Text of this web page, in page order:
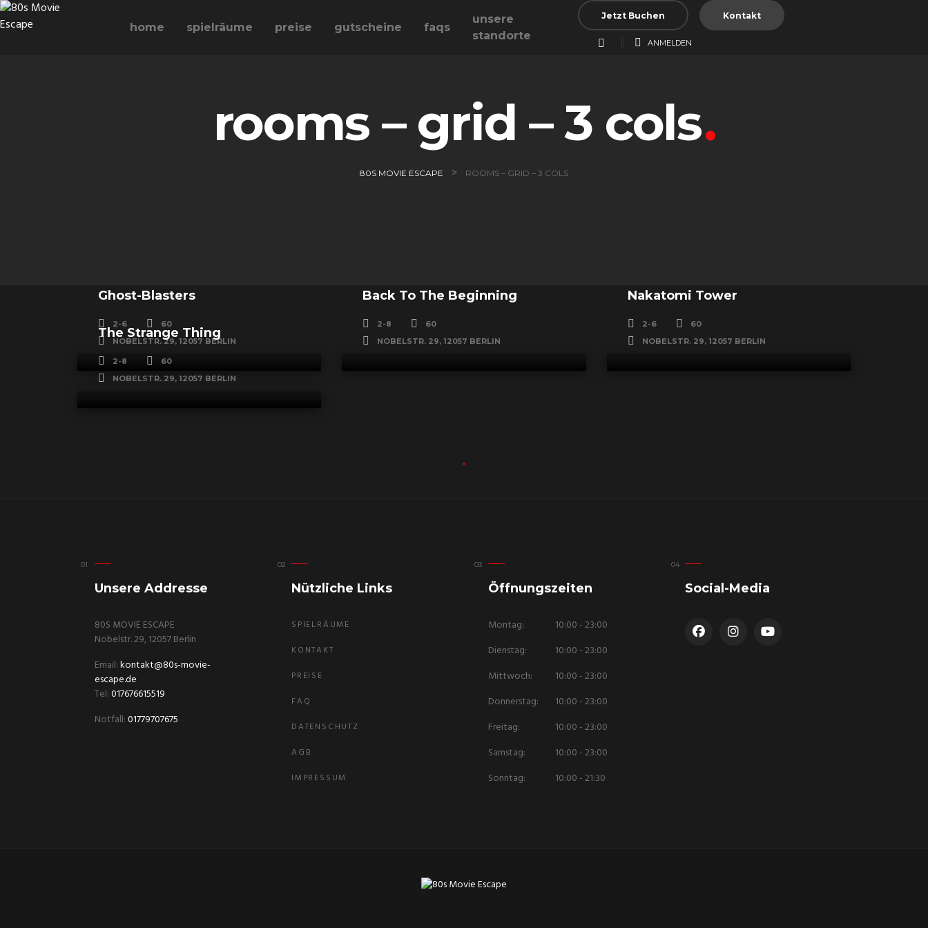
home spielräume preise gutscheine faqs
unsere
standorte
Jetzt Buchen Kontakt
ANMELDEN
rooms – grid – 3 cols
80S MOVIE ESCAPE > ROOMS – GRID – 3 COLS
Ghost-Blasters
2-6
60
NOBELSTR. 29, 12057 BERLIN
Back To The Beginning
2-8
60
NOBELSTR. 29, 12057 BERLIN
Nakatomi Tower
2-6
60
NOBELSTR. 29, 12057 BERLIN
The Strange Thing
2-8
60
NOBELSTR. 29, 12057 BERLIN
Unsere Addresse
80S MOVIE ESCAPE
Nobelstr. 29, 12057 Berlin
Email:kontakt@80s-movie-
escape.de
Tel:017676615519
Notfall:01779707675
Nützliche Links
SPIELRÄUME
KONTAKT
PREISE
FAQ
DATENSCHUTZ
AGB
IMPRESSUM
Öffnungszeiten
Montag:
10:00 - 23:00
Dienstag:
10:00 - 23:00
Mittwoch:
10:00 - 23:00
Donnerstag:
10:00 - 23:00
Freitag:
10:00 - 23:00
Samstag:
10:00 - 23:00
Sonntag:
10:00 - 21:30
Social-Media